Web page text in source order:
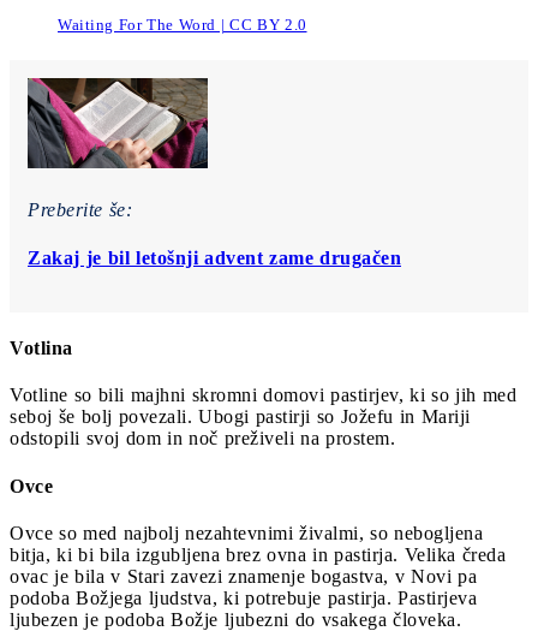
Waiting For The Word | CC BY 2.0
Preberite še:
Zakaj je bil letošnji advent zame drugačen
Votlina
Votline so bili majhni skromni domovi pastirjev, ki so jih med
seboj še bolj povezali. Ubogi pastirji so Jožefu in Mariji
odstopili svoj dom in noč preživeli na prostem.
Ovce
Ovce so med najbolj nezahtevnimi živalmi, so nebogljena
bitja, ki bi bila izgubljena brez ovna in pastirja. Velika čreda
ovac je bila v Stari zavezi znamenje bogastva, v Novi pa
podoba Božjega ljudstva, ki potrebuje pastirja. Pastirjeva
ljubezen je podoba Božje ljubezni do vsakega človeka.